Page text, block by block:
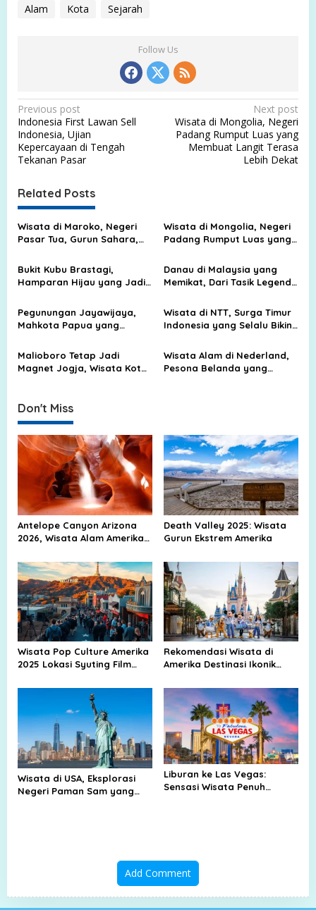
Alam Kota Sejarah
Follow Us
P
o
s
t
n
a
v
i
g
a
t
i
o
n
Previous post
Indonesia First Lawan Sell
Indonesia, Ujian
Kepercayaan di Tengah
Tekanan Pasar
Next post
Wisata di Mongolia, Negeri
Padang Rumput Luas yang
Membuat Langit Terasa
Lebih Dekat
Related Posts
Wisata di Maroko, Negeri
Pasar Tua, Gurun Sahara,
Wisata di Mongolia, Negeri
Padang Rumput Luas yang
Lebih Dekat
Bukit Kubu Brastagi,
Hamparan Hijau yang Jadi
Keluarga
Danau di Malaysia yang
Memikat, Dari Tasik Legenda
Hutan
Pegunungan Jayawijaya,
Mahkota Papua yang
Cerita Alam
Wisata di NTT, Surga Timur
Indonesia yang Selalu Bikin
Malioboro Tetap Jadi
Magnet Jogja, Wisata Kota
Wisata Alam di Nederland,
Pesona Belanda yang
Don't Miss
Antelope Canyon Arizona
2026, Wisata Alam Amerika
Death Valley 2025: Wisata
Gurun Ekstrem Amerika
Wisata Pop Culture Amerika
2025 Lokasi Syuting Film
Rekomendasi Wisata di
Amerika Destinasi Ikonik
Tersembunyi
Wisata di USA, Eksplorasi
Negeri Paman Sam yang
Liburan ke Las Vegas:
Sensasi Wisata Penuh
Add Comment